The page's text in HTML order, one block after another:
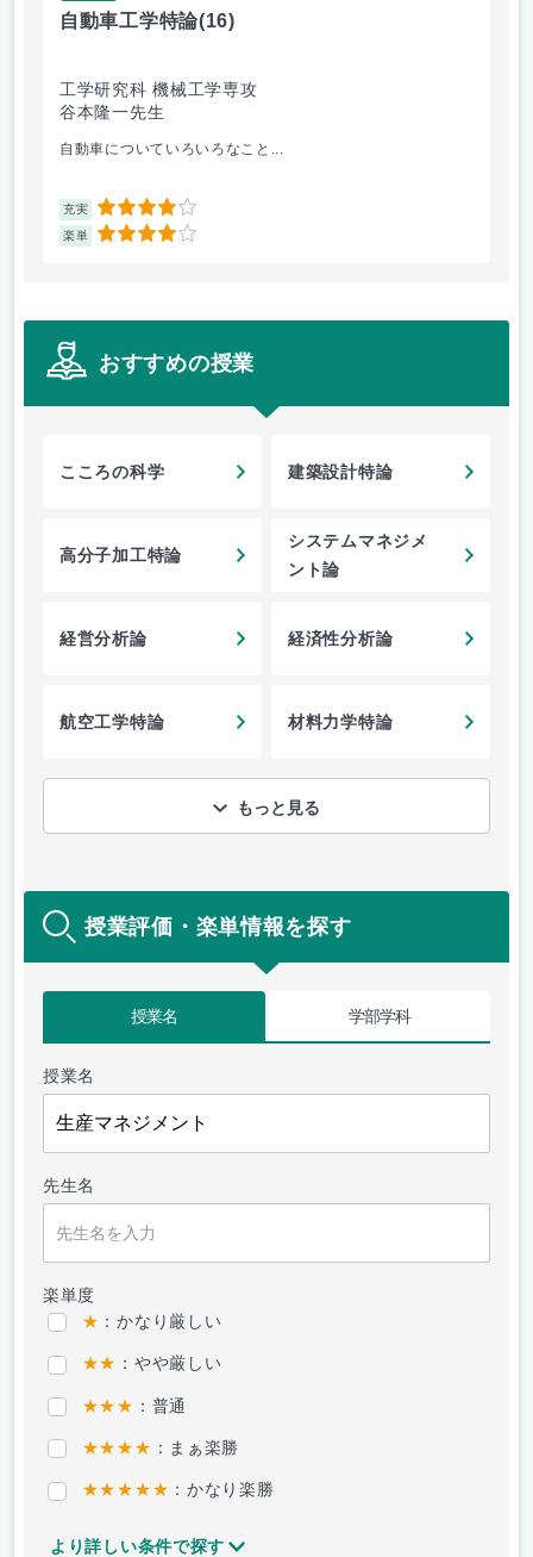
自動車工学特論(16)
工学研究科 機械工学専攻
谷本隆一先生
自動車についていろいろなこと...
充実 4
楽単 4
おすすめの授業
こころの科学 建築設計特論
高分子加工特論
システムマネジメ
ント論
経営分析論 経済性分析論
航空工学特論 材料力学特論
もっと見る
授業評価・楽単情報を探す
授業名 学部学科
授業名
先生名
楽単度
★ ：かなり厳しい
★★ ：やや厳しい
★★★ ：普通
★★★★ ：まぁ楽勝
★★★★★ ：かなり楽勝
より詳しい条件で探す